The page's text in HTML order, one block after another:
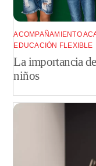
ACOMPAÑAMIENTO
EDUCACIÓN FLEXIBLE
La importancia
niños